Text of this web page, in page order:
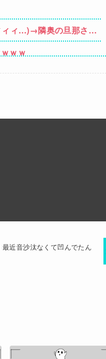
ィィ…)→隣奥の旦那さん
ｗｗ
ｗｗ
近音沙汰なくて凹んでたん